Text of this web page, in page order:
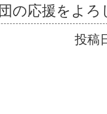
の応援をよ
投稿